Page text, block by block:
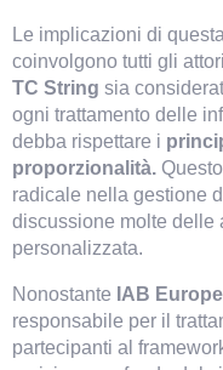
Le implicazioni di
TC String sia
ogni trattamento delle
debba rispettare i
proporzionalità.
radicale nella gestione
discussione molte delle
personalizzata.
Nonostante IAB Europe
responsabile per il
partecipanti al